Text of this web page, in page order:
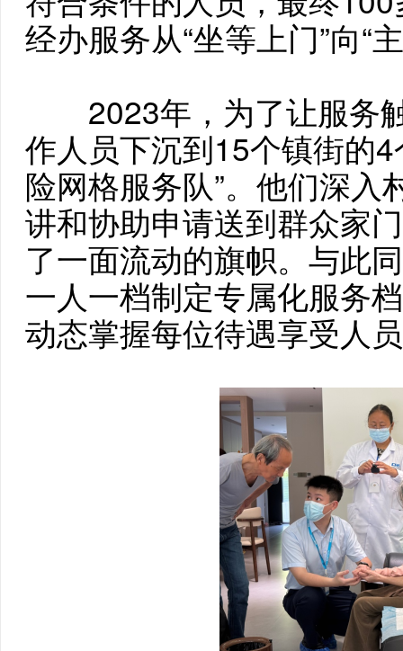
经办服务从“坐等上门”向“
2023年，为了让服务
作人员下沉到15个镇街的
险网格服务队”。他们深
讲和协助申请送到群众家
了一面流动的旗帜。与此
一人一档制定专属化服务
动态掌握每位待遇享受人